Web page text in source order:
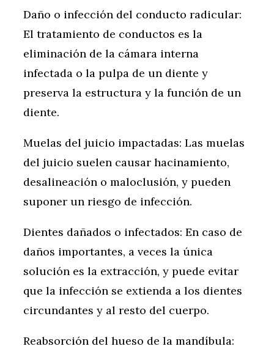
Daño o infección del conducto radicular:
El tratamiento de conductos es la
eliminación de la cámara interna
infectada o la pulpa de un diente y
preserva la estructura y la función de un
diente.
Muelas del juicio impactadas: Las muelas
del juicio suelen causar hacinamiento,
desalineación o maloclusión, y pueden
suponer un riesgo de infección.
Dientes dañados o infectados: En caso de
daños importantes, a veces la única
solución es la extracción, y puede evitar
que la infección se extienda a los dientes
circundantes y al resto del cuerpo.
Reabsorción del hueso de la mandíbula: